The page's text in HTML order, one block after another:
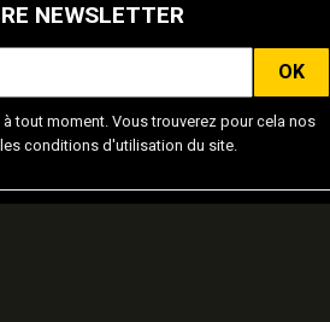
NEWSLETTER
tout moment. Vous trouverez pour cela nos
conditions d'utilisation du site.